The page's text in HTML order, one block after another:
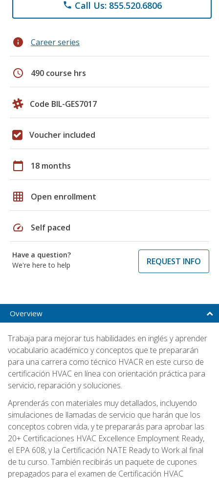
phone Call Us: 855.520.6806
info Career series
schedule 490 course hrs
Code BIL-GES7017
Voucher included
calendar_today 18 months
grid_on Open enrollment
speed Self paced
Have a question?
We're here to help
REQUEST INFO
Overview
Trabaja para mejorar tus habilidades en inglés y aprender
vocabulario académico y conceptos que te prepararán
para una carrera como técnico HVACR en este curso de
certificación HVAC en línea con orientación práctica para
servicio, reparación y soluciones.
Aprenderás con materiales muy detallados, incluyendo
simulaciones de llamadas de servicio que harán que los
conceptos cobren vida, y te prepararás para aprobar las
20+ Certificaciones HVAC Excellence Employment Ready,
el EPA 608, y la Certificación NATE Ready to Work al final
de tu curso. También recibirás un paquete de cupones
prepagados para el examen de Certificación HVAC